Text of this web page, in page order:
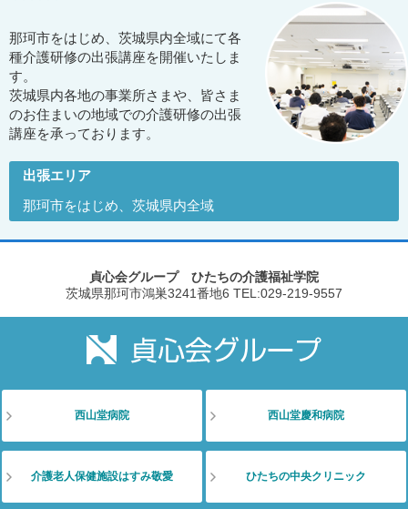
那珂市をはじめ、茨城県内全域にて各
種介護研修の出張講座を開催いたしま
す。
茨城県内各地の事業所さまや、皆さま
のお住まいの地域での介護研修の出張
講座を承っております。
出張エリア
那珂市をはじめ、茨城県内全域
貞心会グループ ひたちの介護福祉学院
茨城県那珂市鴻巣3241番地6 TEL:029-219-9557
西山堂病院 西山堂慶和病院
介護老人保健施設はすみ敬愛 ひたちの中央クリニック